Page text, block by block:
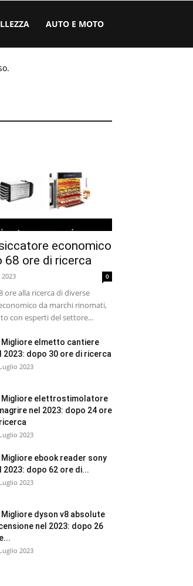
AUTO E MOTO
economico
68 ore di ricerca
0
ore alla ricerca di diverse
da marchi rinomati,
con esperti del settore...
Migliore elmetto cantiere
2023: dopo 30 ore di ricerca
2023
Migliore elettrostimolatore
nel 2023: dopo 24 ore
2023
Migliore ebook reader sony
2023: dopo 62 ore di...
2023
Migliore dyson v8 absolute
nel 2023: dopo 26
2023